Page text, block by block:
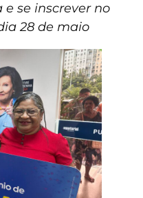
se inscrever no
28 de maio